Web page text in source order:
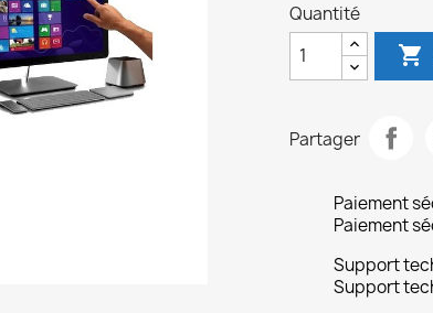
Quantité

Partager
Paiement
Paiement
Support
Support